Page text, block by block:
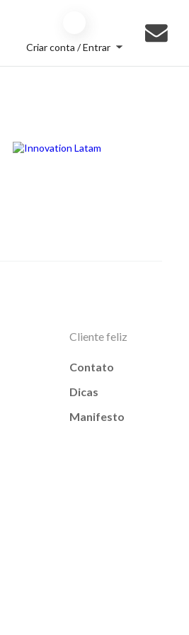
Criar conta / Entrar
Cliente feliz
Contato
Dicas
Manifesto